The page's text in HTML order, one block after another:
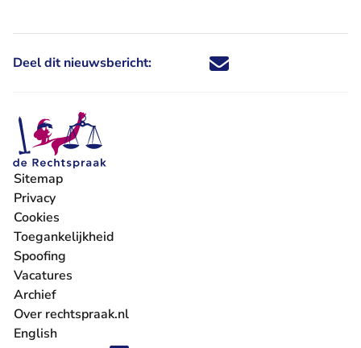
Deel dit nieuwsbericht: Deel dit nieuwsbericht via X -
Deel dit nieuwsbericht via
Deel dit nieuwsbericht
Deel dit
Sitemap
Privacy
Cookies
Toegankelijkheid
Spoofing
Vacatures
- U verlaat Rechtspraak.nl
Archief
Over rechtspraak.nl
English